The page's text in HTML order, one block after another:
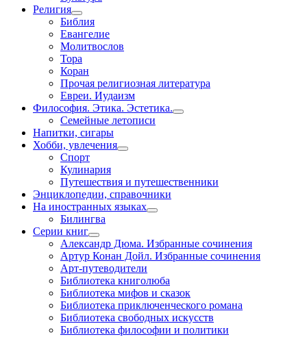
Религия
Библия
Евангелие
Молитвослов
Тора
Коран
Прочая религиозная литература
Евреи. Иудаизм
Философия. Этика. Эстетика.
Семейные летописи
Напитки, сигары
Хобби, увлечения
Спорт
Кулинария
Путешествия и путешественники
Энциклопедии, справочники
На иностранных языках
Билингва
Серии книг
Александр Дюма. Избранные сочинения
Артур Конан Дойл. Избранные сочинения
Арт-путеводители
Библиотека книголюба
Библиотека мифов и сказок
Библиотека приключенческого романа
Библиотека свободных искусств
Библиотека философии и политики